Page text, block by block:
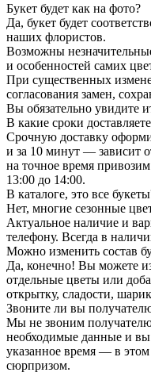
Букет будет как на фото?
Да, букет будет
наших флористов.
Возможны
и особенностей самих
При существенных
согласования замен,
Вы обязательно увидите
В какие сроки
Срочную доставку
и за 10 минут — зависит
на точное время
13:00 до 14:00.
В каталоге, это все
Нет, многие сезонные
Актуальное наличие и
телефону. Всегда в
Можно изменить состав
Да, конечно! Вы можете
отдельные цветы или
открытку, сладости,
Звоните ли вы
Мы не звоним получателю
необходимые данные и вы
указанное время — в этом
сюрпризом.